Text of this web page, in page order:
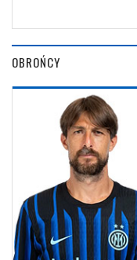
OBROŃCY